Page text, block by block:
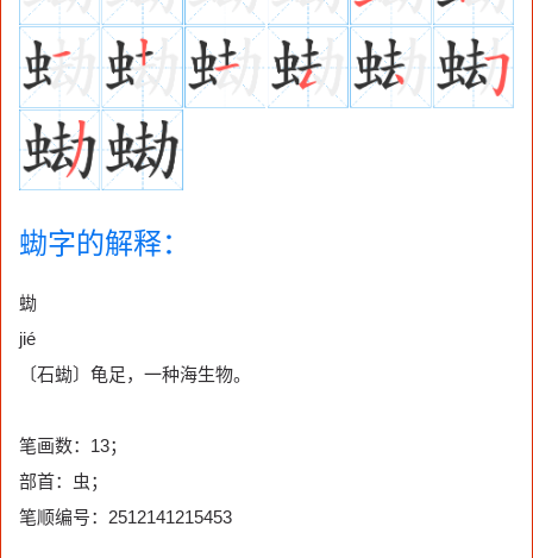
蜐字的解释：
蜐
jié
〔石蜐〕龟足，一种海生物。
笔画数：13；
部首：虫；
笔顺编号：2512141215453